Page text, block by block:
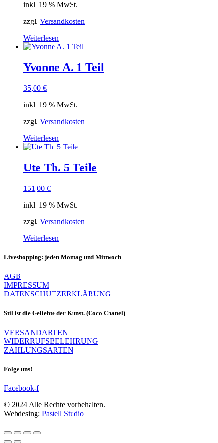
inkl. 19 % MwSt.
zzgl. Versandkosten
Weiterlesen
Yvonne A. 1 Teil
35,00 €
inkl. 19 % MwSt.
zzgl. Versandkosten
Weiterlesen
Ute Th. 5 Teile
151,00 €
inkl. 19 % MwSt.
zzgl. Versandkosten
Weiterlesen
Liveshopping: jeden Montag und Mittwoch
AGB
IMPRESSUM
DATENSCHUTZERKLÄRUNG
Stil ist die Geliebte der Kunst. (Coco Chanel)
VERSANDARTEN
WIDERRUFSBELEHRUNG
ZAHLUNGSARTEN
Folge uns!
Facebook-f
© 2024 Alle Rechte vorbehalten.
Webdesing: Pastell Studio